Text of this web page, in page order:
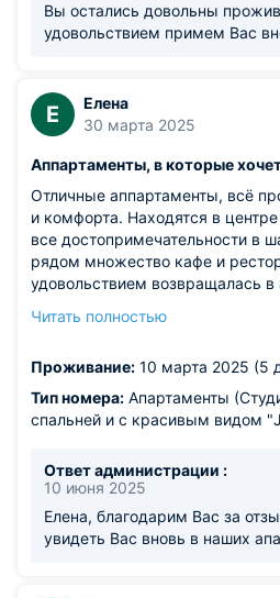
Вы остались довольны
удовольствием примем Вас
Е
Елена
30 марта 2025
Аппартаменты, в которые
Отличные аппартаменты, всё
и комфорта. Находятся в центре
все достопримечательности в
рядом множество кафе и
удовольствием возвращалась
восторге.
Читать полностью
Проживание: 10 марта 2025 (5
Тип номера: Апартаменты
спальней и с красивым видом
Ответ администрации :
10 июня 2025
Елена, благодарим Вас за
увидеть Вас вновь в наших